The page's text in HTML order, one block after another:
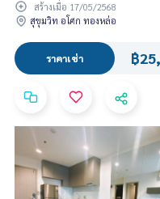
สร้างเมื่อ 17/05/2568
สุขุมวิท อโศก ทองหล่อ
ราคาเช่า ฿